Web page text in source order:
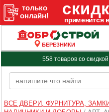
БЕРЕЗНИКИ
558 товаров со
ВСЕ ДВЕРИ, ФУРНИТУРА,